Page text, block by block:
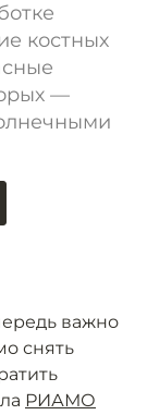
костных
—
важно
снять
РИАМО